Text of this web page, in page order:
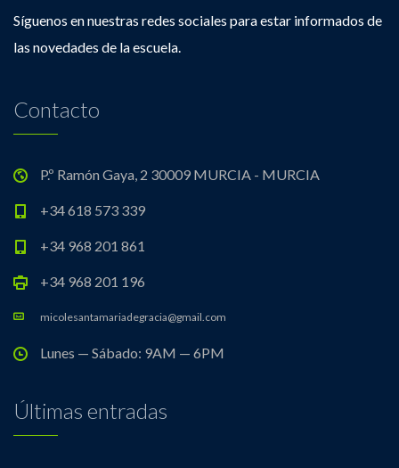
Síguenos en nuestras redes sociales para estar informados de
las novedades de la escuela.
Contacto
P.º Ramón Gaya, 2 30009 MURCIA - MURCIA
+34 618 573 339
+34 968 201 861
+34 968 201 196
micolesantamariadegracia@gmail.com
Lunes — Sábado: 9AM — 6PM
Últimas entradas